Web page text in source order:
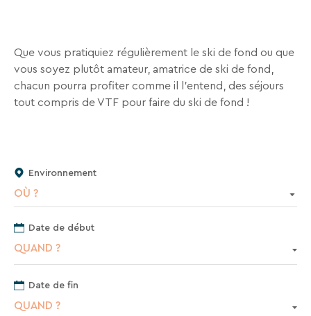
Que vous pratiquiez régulièrement le ski de fond ou que
vous soyez plutôt amateur, amatrice de ski de fond,
chacun pourra profiter comme il l’entend, des séjours
tout compris de VTF pour faire du ski de fond !
Environnement
OÙ ?
Date de début
QUAND ?
Date de fin
QUAND ?
pratiques
pour
bien
préparer
Votre
adresse
mail